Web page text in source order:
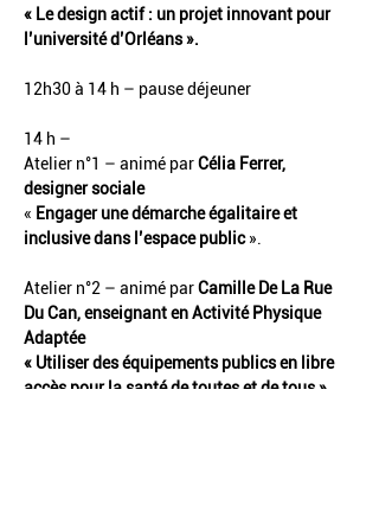
« Le design actif : un projet innovant pour
l’université d’Orléans ».
12h30 à 14 h – pause déjeuner
14 h –
Atelier n°1 – animé par Célia Ferrer,
designer sociale
« Engager une démarche égalitaire et
inclusive dans l’espace public ».
Atelier n°2 – animé par Camille De La Rue
Du Can, enseignant en Activité Physique
Adaptée
« Utiliser des équipements publics en libre
accès pour la santé de toutes et de tous ».